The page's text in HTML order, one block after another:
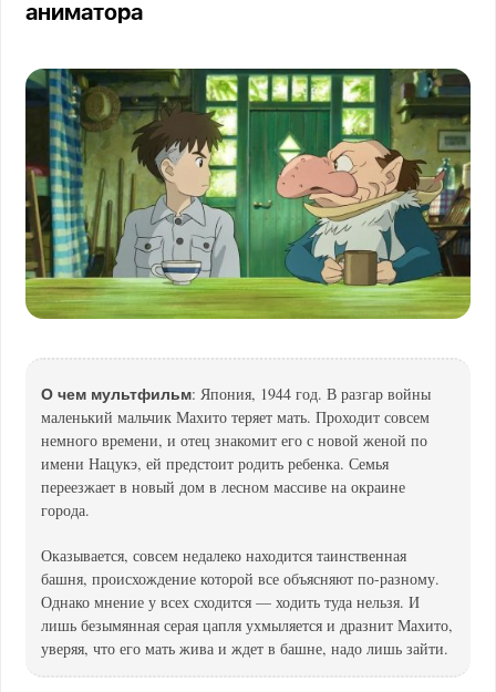
аниматора
О чем мультфильм: Япония, 1944 год. В разгар войны
маленький мальчик Махито теряет мать. Проходит совсем
немного времени, и отец знакомит его с новой женой по
имени Нацукэ, ей предстоит родить ребенка. Семья
переезжает в новый дом в лесном массиве на окраине
города.
Оказывается, совсем недалеко находится таинственная
башня, происхождение которой все объясняют по-разному.
Однако мнение у всех сходится — ходить туда нельзя. И
лишь безымянная серая цапля ухмыляется и дразнит Махито,
уверяя, что его мать жива и ждет в башне, надо лишь зайти.